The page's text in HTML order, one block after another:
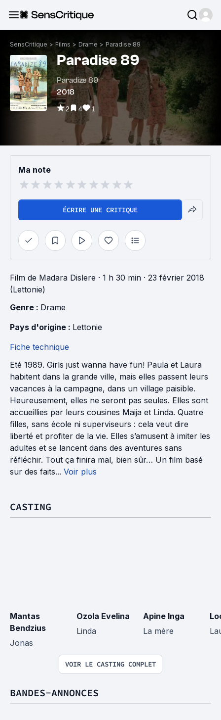
SensCritique > Films > Drame > Paradise 89
Paradise 89
Paradize 89
2018
2 4 1
Ma note
ÉCRIRE UNE CRITIQUE
Film de Madara Dislere · 1 h 30 min · 23 février 2018
(Lettonie)
Genre : Drame
Pays d'origine : Lettonie
Fiche technique
Eté 1989. Girls just wanna have fun! Paula et Laura
habitent dans la grande ville, mais elles passent leurs
vacances à la campagne, dans un village paisible.
Heureusement, elles ne seront pas seules. Elles sont
accueillies par leurs cousines Maija et Linda. Quatre
filles, sans école ni superviseurs : cela veut dire
liberté et profiter de la vie. Elles s’amusent à imiter les
adultes et se lancent dans des aventures sans
réfléchir. Tout ça finira mal, bien sûr… Un film basé
sur des faits... Voir plus
CASTING
Mantas
Bendzius
Jonas
Ozola Evelina
Linda
Apine Inga
La mère
VOIR LE CASTING COMPLET
BANDES-ANNONCES